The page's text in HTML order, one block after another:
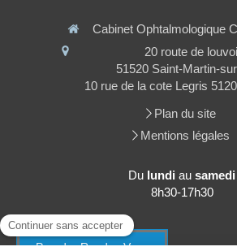
Cabinet Ophtalmologique
20 route de
51520 Saint-Martin-
10 rue de la cote Legris
Plan du site
Mentions légales
Du lundi au samedi
8h30-17h30
Prendre Rendez Vous